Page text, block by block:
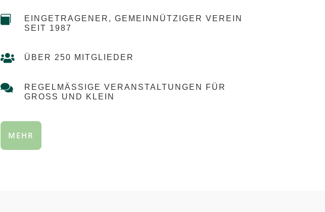

EINGETRAGENER, GEMEINNÜTZIGER VEREIN
SEIT 1987
 ÜBER 250 MITGLIEDER

REGELMÄSSIGE VERANSTALTUNGEN FÜR G
ROSS UND KLEIN
MEHR